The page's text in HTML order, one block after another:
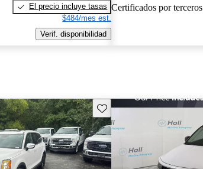
El precio incluye tasas
$484/mes est.
Verif. disponibilidad
Certificados por terceros
Guarda este Aviso